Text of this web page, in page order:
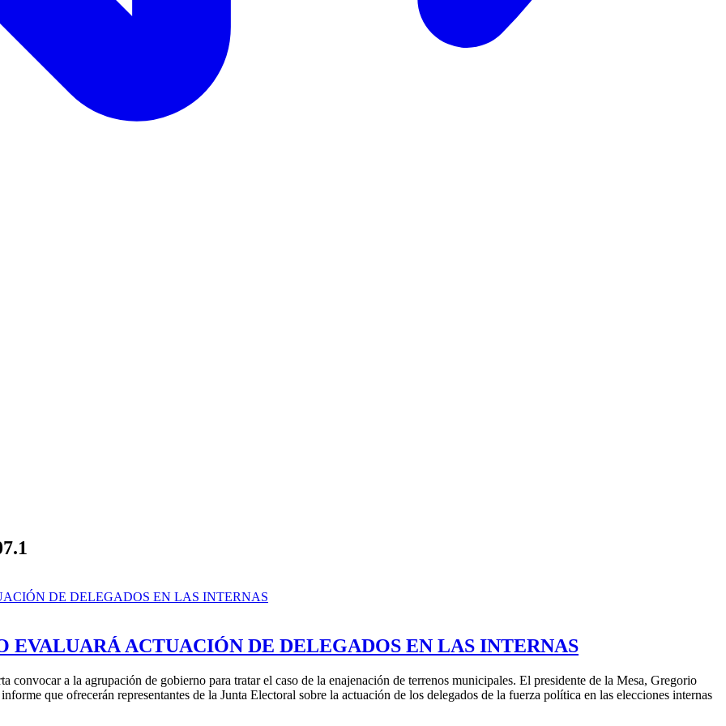
ACTUACIÓN DE DELEGADOS EN LAS INTERNAS
convocar a la agrupación de gobierno para tratar el caso de la enajenación de terrenos municipales. El presidente de la Mesa, Gregorio
que ofrecerán representantes de la Junta Electoral sobre la actuación de los delegados de la fuerza política en las elecciones internas